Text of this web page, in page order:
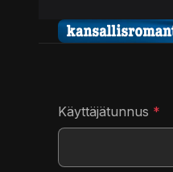
Käyttäjätunnus *